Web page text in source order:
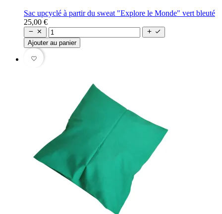
Sac upcyclé à partir du sweat "Explore le Monde" vert bleuté
25,00 €
   
Ajouter au panier
favorite_border